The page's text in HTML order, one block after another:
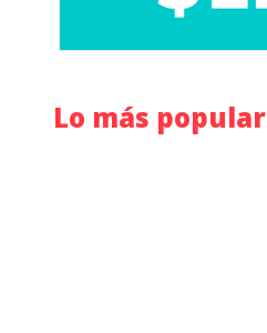
Lo más popular